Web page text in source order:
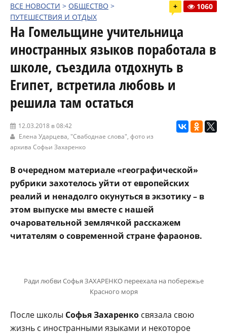
ВСЕ НОВОСТИ > ОБЩЕСТВО >
ПУТЕШЕСТВИЯ И ОТДЫХ
+ 1060
На Гомельщине учительница
иностранных языков поработала в
школе, съездила отдохнуть в
Египет, встретила любовь и
решила там остаться
12.03.2018 в 08:42
Елена Ударцева, "Свабоднае слова", фото из
архива Софьи Захаренко
В очередном материале «географической»
рубрики захотелось уйти от европейских
реалий и ненадолго окунуться в экзотику – в
этом выпуске мы вместе с нашей
очаровательной землячкой расскажем
читателям о современной стране фараонов.
Ради любви Софья ЗАХАРЕНКО переехала на побережье
Красного моря
После школы Софья Захаренко связала свою
жизнь с иностранными языками и некоторое